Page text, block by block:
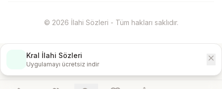
© 2026 İlahi Sözleri - Tüm hakları saklıdır.
Kral İlahi Sözleri
Uygulamayı ücretsiz indir
close